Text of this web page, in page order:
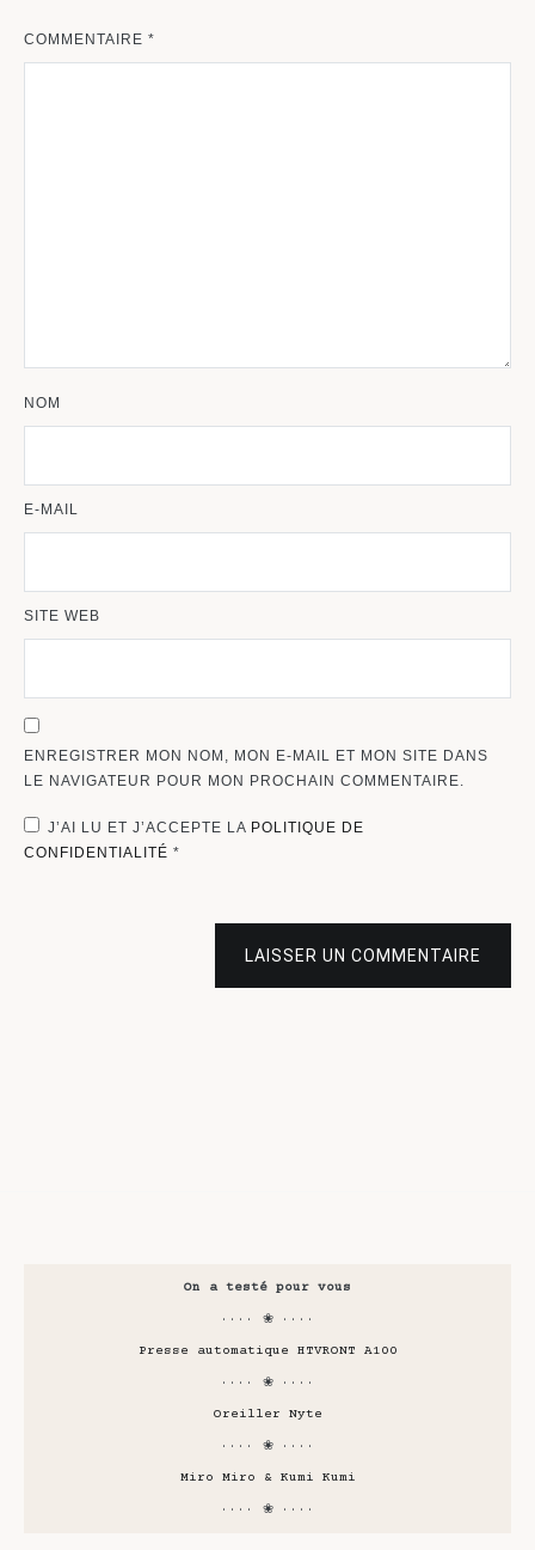
COMMENTAIRE *
NOM
E-MAIL
SITE WEB
ENREGISTRER MON NOM, MON E-MAIL ET MON SITE DANS
LE NAVIGATEUR POUR MON PROCHAIN COMMENTAIRE.
J’AI LU ET J’ACCEPTE LA POLITIQUE DE
CONFIDENTIALITÉ *
LAISSER UN COMMENTAIRE
On a testé pour vous
···· ❀ ····
Presse automatique HTVRONT A100
···· ❀ ····
Oreiller Nyte
···· ❀ ····
Miro Miro & Kumi Kumi
···· ❀ ····